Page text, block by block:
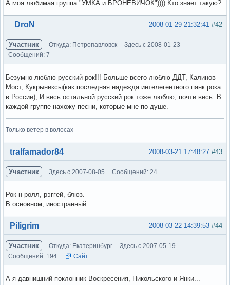
А моя любимая группа "УМКА и БРОНЕВИЧОК")))) Кто знает такую?
Вне форума #42
2008-01-29 21:32:41
_DroN_
Участник Откуда: Петропавловск
Здесь с 2008-01-23
Сообщений: 7
Безумно люблю русский рок!!! Больше всего люблю ДДТ, Калинов
Мост, Кукрыниксы(как последняя надежда интелегентного панк рока
в России), И весь остальной русский рок тоже люблю, почти весь. В
каждой группе нахожу песни, которые мне по душе.
Только ветер в волосах
Вне форума #43
2008-03-21 17:48:27
tralfamador84
Участник Здесь с 2007-08-05 Сообщений: 24
Рок-н-ролл, рэггей, блюз.
В основном, иностранный
Вне форума #44
2008-03-22 14:39:53
Piligrim
Участник Откуда: Екатеринбург
Здесь с 2007-05-19
Сообщений: 194
Сайт
А я давнишний поклонник Воскресения, Никольского и Янки...